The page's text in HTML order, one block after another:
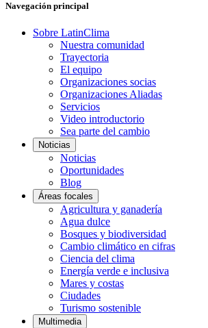
Navegación principal
Sobre LatinClima
Nuestra comunidad
Trayectoria
El equipo
Organizaciones socias
Organizaciones Aliadas
Servicios
Video introductorio
Sea parte del cambio
Noticias
Noticias
Oportunidades
Blog
Áreas focales
Agricultura y ganadería
Agua dulce
Bosques y biodiversidad
Cambio climático en cifras
Ciencia del clima
Energía verde e inclusiva
Mares y costas
Ciudades
Turismo sostenible
Multimedia